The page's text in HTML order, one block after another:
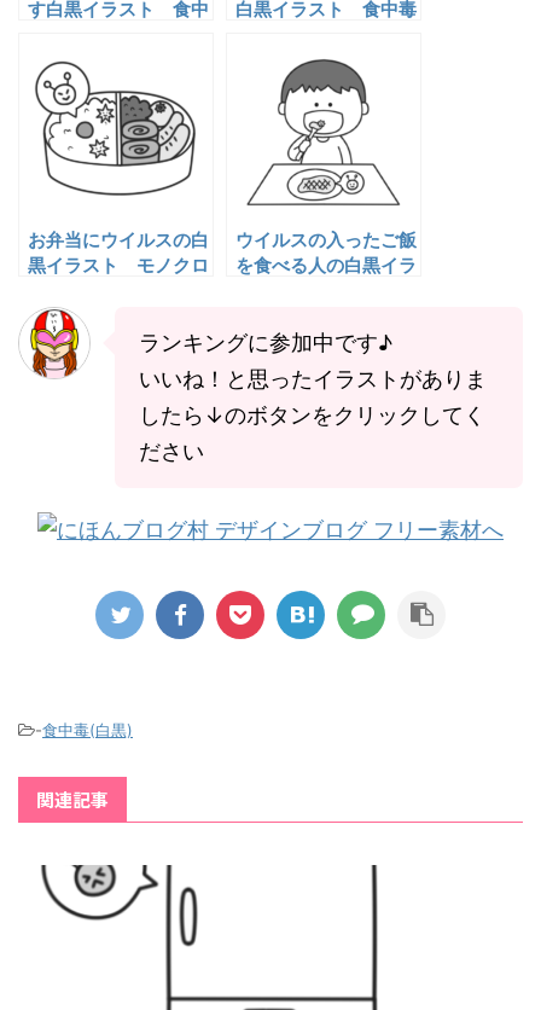
す白黒イラスト 食中
素材
白黒イラスト 食中毒
お弁当にウイルスの白
黒イラスト モノクロ
ウイルスの入ったご飯
を食べる人の白黒イラ
ランキングに参加中です♪
いいね！と思ったイラストがありま
したら↓のボタンをクリックしてく
ださい
-食中毒(白黒)
関連記事